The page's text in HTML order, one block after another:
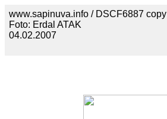
www.sapinuva.info / DSCF6887 copy
Foto: Erdal ATAK
04.02.2007